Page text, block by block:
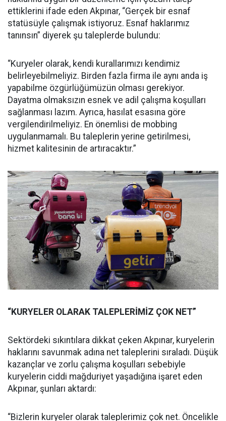
ettiklerini ifade eden Akpınar, “Gerçek bir esnaf
statüsüyle çalışmak istiyoruz. Esnaf haklarımız
tanınsın” diyerek şu taleplerde bulundu:
“Kuryeler olarak, kendi kurallarımızı kendimiz
belirleyebilmeliyiz. Birden fazla firma ile aynı anda iş
yapabilme özgürlüğümüzün olması gerekiyor.
Dayatma olmaksızın esnek ve adil çalışma koşulları
sağlanması lazım. Ayrıca, hasılat esasına göre
vergilendirilmeliyiz. En önemlisi de mobbing
uygulanmamalı. Bu taleplerin yerine getirilmesi,
hizmet kalitesinin de artıracaktır.”
“KURYELER OLARAK TALEPLERİMİZ ÇOK NET”
Sektördeki sıkıntılara dikkat çeken Akpınar, kuryelerin
haklarını savunmak adına net taleplerini sıraladı. Düşük
kazançlar ve zorlu çalışma koşulları sebebiyle
kuryelerin ciddi mağduriyet yaşadığına işaret eden
Akpınar, şunları aktardı:
“Bizlerin kuryeler olarak taleplerimiz çok net. Öncelikle